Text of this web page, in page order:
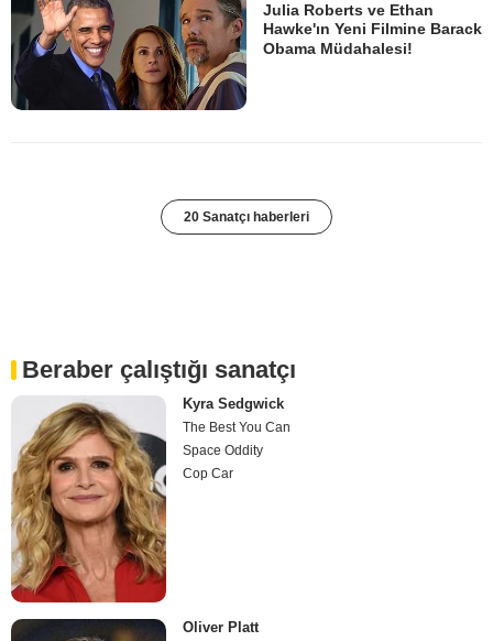
Julia Roberts ve Ethan
Hawke'ın Yeni Filmine Barack
Obama Müdahalesi!
20 Sanatçı haberleri
Beraber çalıştığı sanatçı
Kyra Sedgwick
The Best You Can
Space Oddity
Cop Car
Oliver Platt